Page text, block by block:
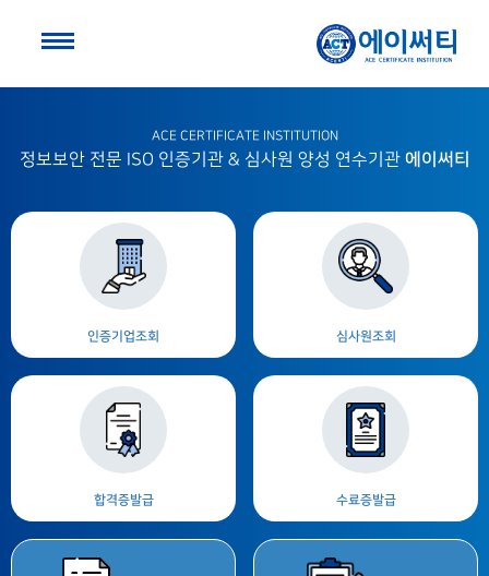
ACE CERTIFICATE INSTITUTION
정보보안 전문 ISO 인증기관 & 심사원 양성 연수기관 에이써티
인증기업조회 심사원조회
합격증발급 수료증발급